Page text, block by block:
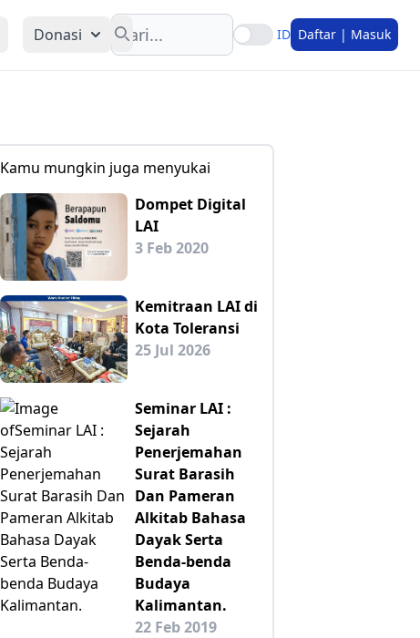
Donasi
Search
ID Daftar | Masuk
Kamu mungkin juga menyukai
Dompet Digital
LAI
3 Feb 2020
Kemitraan LAI di
Kota Toleransi
25 Jul 2026
Seminar LAI :
Sejarah
Penerjemahan
Surat Barasih
Dan Pameran
Alkitab Bahasa
Dayak Serta
Benda-benda
Budaya
Kalimantan.
22 Feb 2019